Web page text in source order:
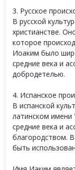
3. Русское
В русской
христианстве.
которое
Иоаким было
средние века и
добродетелью.
4. Испанское
В испанской
латинском
средние века и
благородством.
быть